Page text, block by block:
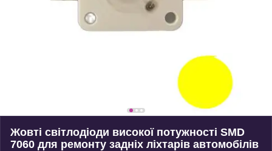
Жовті світлодіоди високої потужності SMD
7060 для ремонту задніх ліхтарів автомобілів